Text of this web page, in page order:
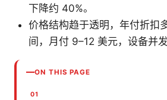
下降约 40%。
价格结构趋于透明，年付折扣
间，月付 9–12 美元，设备并
ON THIS PAGE